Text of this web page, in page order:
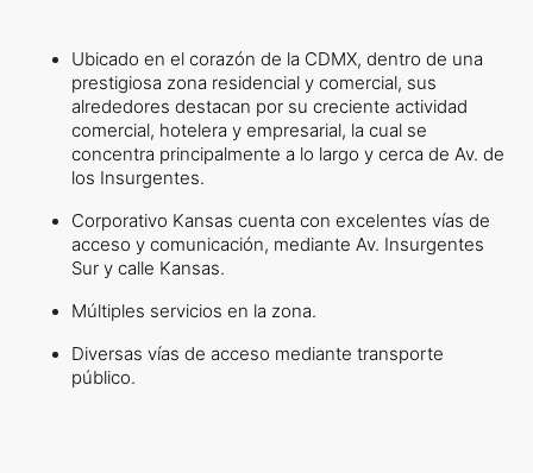
Ubicado en el corazón de la CDMX, dentro de una
prestigiosa zona residencial y comercial, sus
alrededores destacan por su creciente actividad
comercial, hotelera y empresarial, la cual se
concentra principalmente a lo largo y cerca de Av. de
los Insurgentes.
Corporativo Kansas cuenta con excelentes vías de
acceso y comunicación, mediante Av. Insurgentes
Sur y calle Kansas.
Múltiples servicios en la zona.
Diversas vías de acceso mediante transporte
público.